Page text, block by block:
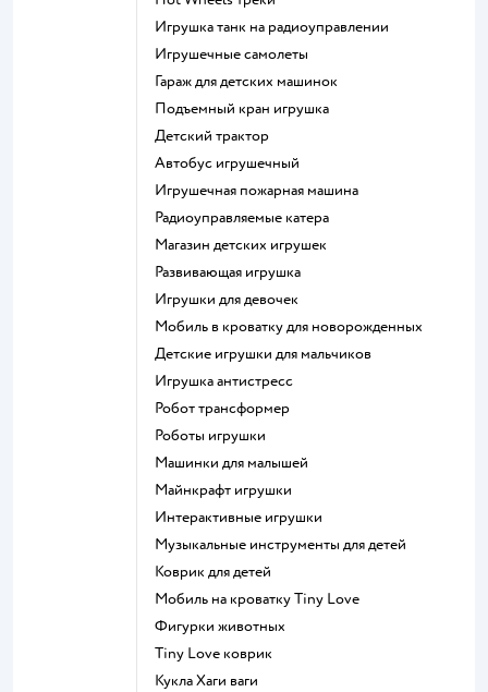
Игрушка танк на радиоуправлении
Игрушечные самолеты
Гараж для детских машинок
Подъемный кран игрушка
Детский трактор
Автобус игрушечный
Игрушечная пожарная машина
Радиоуправляемые катера
Магазин детских игрушек
Развивающая игрушка
Игрушки для девочек
Мобиль в кроватку для новорожденных
Детские игрушки для мальчиков
Игрушка антистресс
Робот трансформер
Роботы игрушки
Машинки для малышей
Майнкрафт игрушки
Интерактивные игрушки
Музыкальные инструменты для детей
Коврик для детей
Мобиль на кроватку Tiny Love
Фигурки животных
Tiny Love коврик
Кукла Хаги ваги